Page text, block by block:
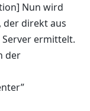
Nun wird
der direkt aus
ermittelt.
der